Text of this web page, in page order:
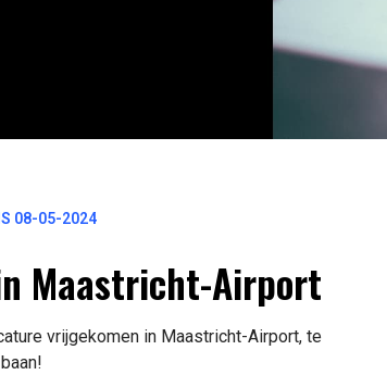
08-05-2024
Maastricht-Airport
vrijgekomen in Maastricht-Airport, te